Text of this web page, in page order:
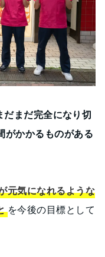
だまだ完全になり切
がかかるものがある
元気になれるような
を今後の目標として